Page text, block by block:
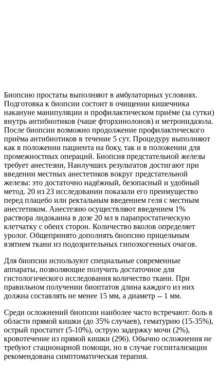
Биопсию простаты выполняют в амбулаторных условиях.
Подготовка к биопсии состоит в очищении кишечника
накануне манипуляции и профилактическом приёме (за сутки)
внутрь антибиотиков (чаше фторхинолонов) и метронидазола.
После биопсии возможно продолжение профилактического
приёма антибиотиков в течение 5 сут. Процедуру выполняют
как в положении пациента на боку, так и в положении для
промежностных операций. Биопсия предстательной железы
требует анестезии, Наилучших результатов достигают при
введении местных анестетиков вокруг предстательной
железы: это достаточно надёжный, безопасный и удобный
метод. 20 из 23 исследовании показали его преимущество
перед плацебо или ректальным введением геля с местным
анестетиком. Анестезию осуществляют введением 1%
раствора лидокаина в дозе 20 мл в парапростатическую
клетчатку с обеих сторон. Количество вколов определяет
уролог. Общепринято дополнять биопсию прицельным
взятием ткани из подозрительных гипоэхогенных очагов.
Для биопсии используют специальные современные
аппараты, позволяющие получить достаточное для
гистологического исследования количество ткани. При
правильном получении биоптатов длина каждого из них
должна составлять не менее 15 мм, а диаметр -- 1 мм.
Среди осложнений биопсии наиболее часто встречают: боль в
области прямой кишки (до 35% случаев), гематурию (15-35%),
острый простатит (5-10%), острую задержку мочи (2%),
кровотечение из прямой кишки (296). Обычно осложнения не
требуют стационарной помощи, но в случае госпитализации
рекомендована симптоматическая терапия.